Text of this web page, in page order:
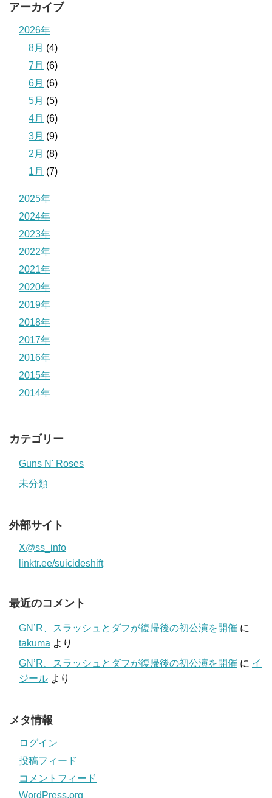
アーカイブ
2026年
8月 (4)
7月 (6)
6月 (6)
5月 (5)
4月 (6)
3月 (9)
2月 (8)
1月 (7)
2025年
2024年
2023年
2022年
2021年
2020年
2019年
2018年
2017年
2016年
2015年
2014年
カテゴリー
Guns N' Roses
未分類
外部サイト
X@ss_info
linktr.ee/suicideshift
最近のコメント
GN’R、スラッシュとダフが復帰後の初公演を開催 に
takuma より
GN’R、スラッシュとダフが復帰後の初公演を開催 に イ
ジール より
メタ情報
ログイン
投稿フィード
コメントフィード
WordPress.org